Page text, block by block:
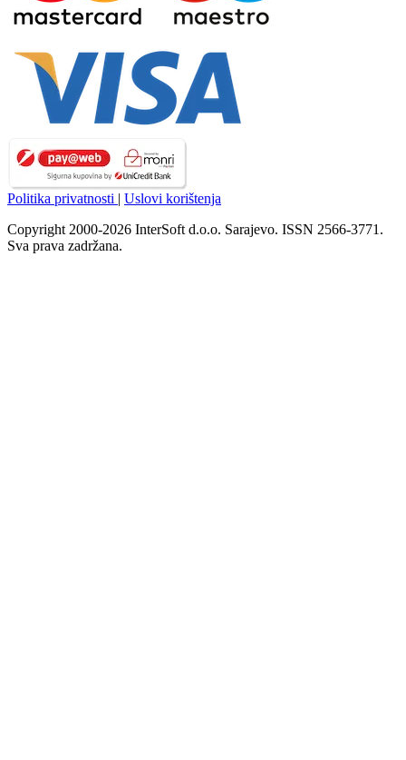
Politika privatnosti
Uslovi korištenja
Copyright 2000-2026 InterSoft d.o.o. Sarajevo. ISSN 2566-3771.
Sva prava zadržana.